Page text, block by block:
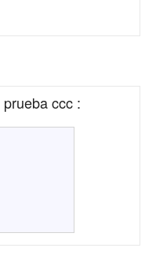
prueba ccc :